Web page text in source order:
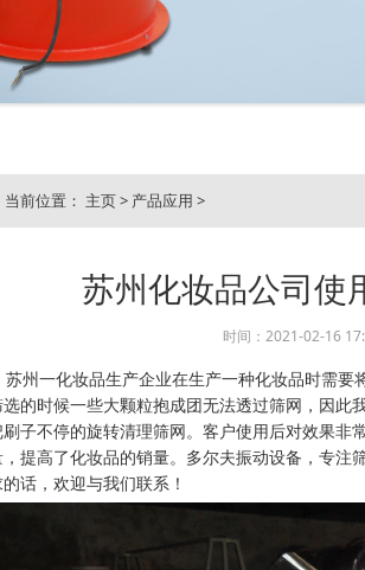
当前位置： 主页> 产品应用 >
苏州化妆品公司使
时间：2021-02-16
一化妆品生产企业在生产一种化妆品时需要
的时候一些大颗粒抱成团无法透过筛网，因此
子不停的旋转清理筛网。客户使用后对效果非
提高了化妆品的销量。多尔夫振动设备，专注
话，欢迎与我们联系！